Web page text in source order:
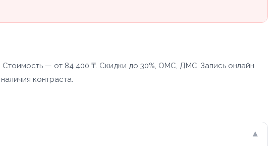
— от 84 400 ₸. Скидки до 30%, ОМС, ДМС. Запись онлайн
контраста.
▾